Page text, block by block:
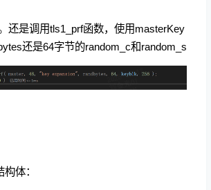
还是调用tls1_prf函数，使用masterKey
还是64字节的random_c和random_s
体：